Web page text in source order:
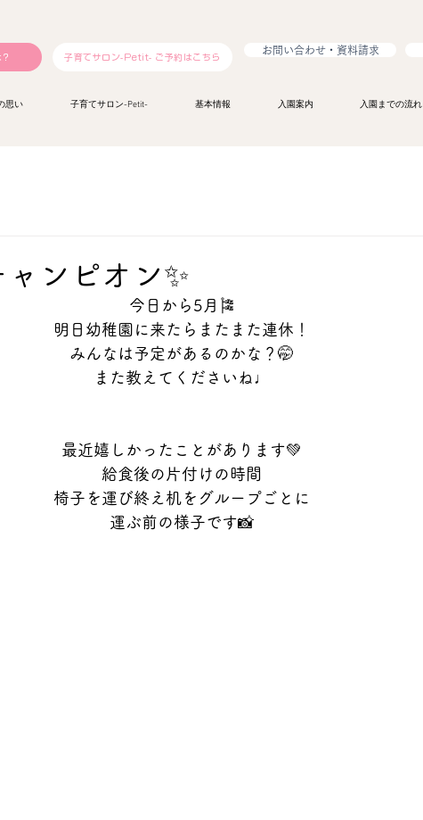
子育てサロン-Petit- ご予約はこちら
お問い合わせ・資料請求
思い 子育てサロン-Petit- 基本情報 入園案内 入園までの流れ
ンピオン✨
今日から5月🎏
明日幼稚園に来たらまたまた連休！
みんなは予定があるのかな？🤭
また教えてくださいね♩
最近嬉しかったことがあります💚
給食後の片付けの時間
椅子を運び終え机をグループごとに
運ぶ前の様子です📸